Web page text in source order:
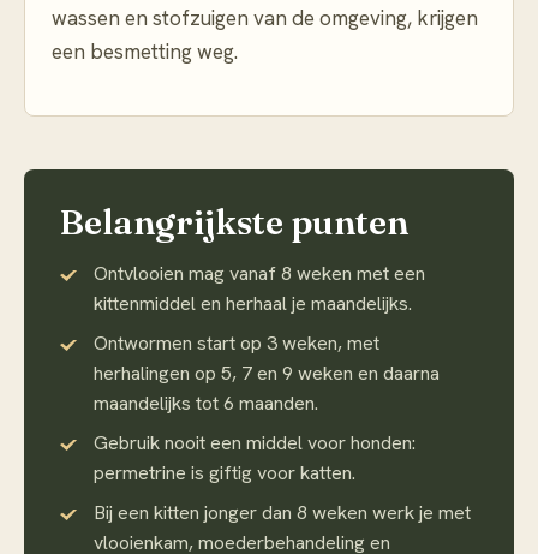
wassen en stofzuigen van de omgeving, krijgen
een besmetting weg.
Belangrijkste punten
Ontvlooien mag vanaf 8 weken met een
kittenmiddel en herhaal je maandelijks.
Ontwormen start op 3 weken, met
herhalingen op 5, 7 en 9 weken en daarna
maandelijks tot 6 maanden.
Gebruik nooit een middel voor honden:
permetrine is giftig voor katten.
Bij een kitten jonger dan 8 weken werk je met
vlooienkam, moederbehandeling en